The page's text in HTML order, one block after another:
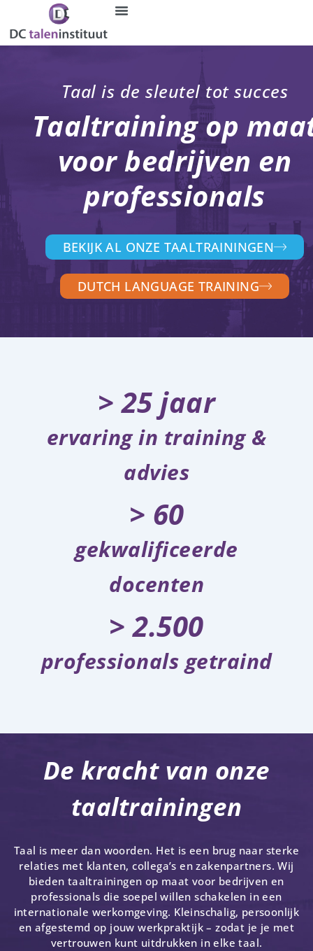
de
Taal is de sleutel tot succes
Taaltraining op
voor bedrijven en
professionals
BEKIJK AL ONZE TAALTRAININGEN
DUTCH LANGUAGE TRAINING
> 25 jaar
ervaring in training &
advies
> 60
gekwalificeerde
docenten
> 2.500
professionals getraind
De kracht van onze
taaltrainingen
Taal is meer dan woorden. Het is een brug naar sterke
relaties met klanten, collega’s en zakenpartners. Wij
bieden taaltrainingen op maat voor bedrijven en
professionals die soepel willen schakelen in een
internationale werkomgeving. Kleinschalig, persoonlijk
en afgestemd op jouw werkpraktijk – zodat je je met
vertrouwen kunt uitdrukken in elke taal.